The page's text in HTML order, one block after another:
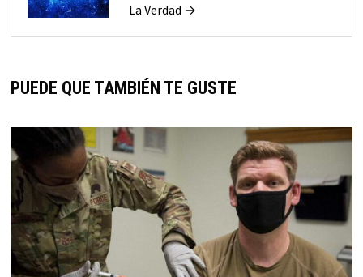
La Verdad →
PUEDE QUE TAMBIÉN TE GUSTE